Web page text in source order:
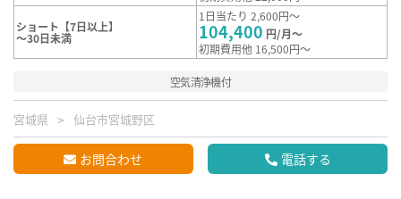
ショート【7日以上】
～30日未満
1日当たり 2,600円～
104,400 円/月～
初期費用他 16,500円～
空気清浄機付
宮城県 仙台市宮城野区
お問合わせ 電話する